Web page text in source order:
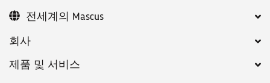
회사
제품 및 서비스
전세계의 Mascus